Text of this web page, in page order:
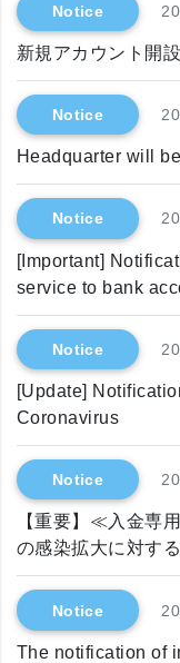
Notice
新規アカウント開
Notice
Headquarter will
Notice
[Important]
service to bank
Notice
[Update]
Coronavirus
Notice
【重要】≪入金専
の感染拡大に対す
Notice
The notification of